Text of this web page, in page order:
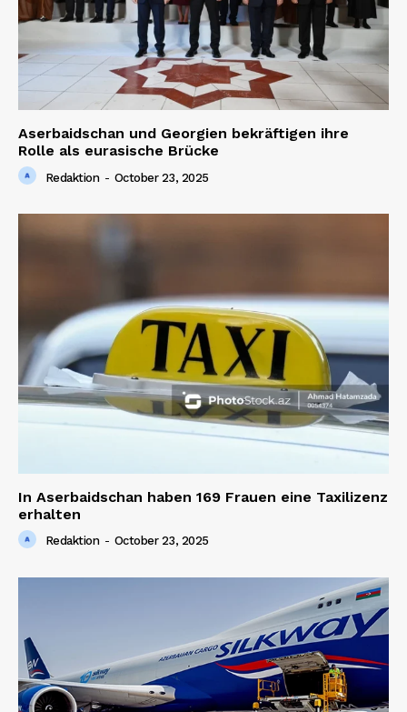
Aserbaidschan und Georgien bekräftigen ihre
Rolle als eurasische Brücke
Redaktion - October 23, 2025
In Aserbaidschan haben 169 Frauen eine Taxilizenz
erhalten
Redaktion - October 23, 2025